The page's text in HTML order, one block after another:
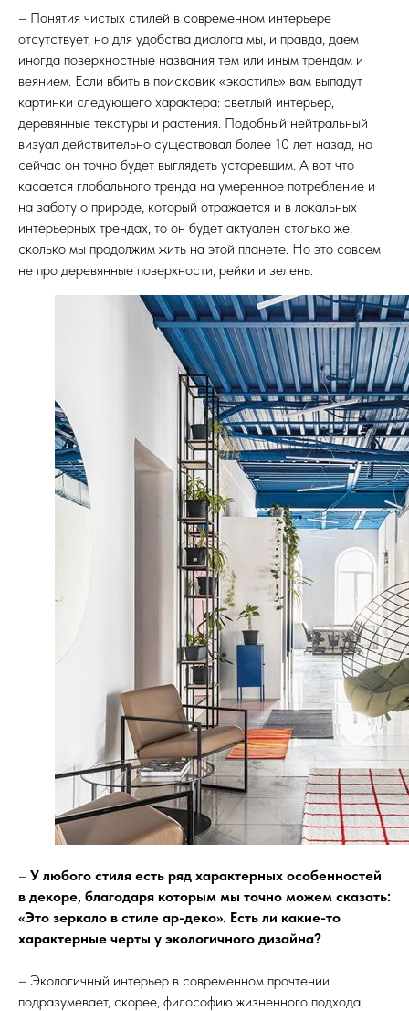
– Понятия чистых стилей в современном интерьере
отсутствует, но для удобства диалога мы, и правда, даем
иногда поверхностные названия тем или иным трендам и
веянием. Если вбить в поисковик «экостиль» вам выпадут
картинки следующего характера: светлый интерьер,
деревянные текстуры и растения. Подобный нейтральный
визуал действительно существовал более 10 лет назад, но
сейчас он точно будет выглядеть устаревшим. А вот что
касается глобального тренда на умеренное потребление и
на заботу о природе, который отражается и в локальных
интерьерных трендах, то он будет актуален столько же,
сколько мы продолжим жить на этой планете. Но это совсем
не про деревянные поверхности, рейки и зелень.
– У любого стиля есть ряд характерных особенностей
в декоре, благодаря которым мы точно можем сказать:
«Это зеркало в стиле ар-деко». Есть ли какие-то
характерные черты у экологичного дизайна?
– Экологичный интерьер в современном прочтении
подразумевает, скорее, философию жизненного подхода,